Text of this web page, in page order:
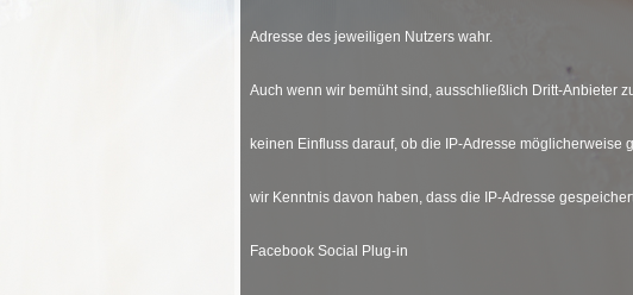
Adresse des jeweiligen Nutzers wahr.
Auch wenn wir bemüht sind, ausschließlich Dritt-Anbieter
keinen Einfluss darauf, ob die IP-Adresse
wir Kenntnis davon haben, dass die IP-Adresse
Facebook Social Plug-in